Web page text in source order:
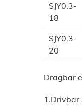
SJY0.3-
18
SJY0.3-
20
Dragbar
1.Drivbar